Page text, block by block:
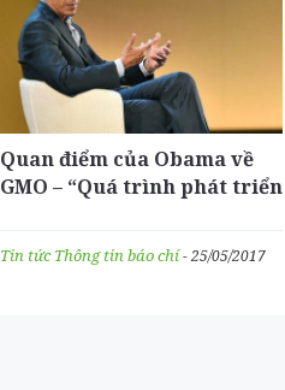
Quan điểm của Obama về
GMO – “Quá trình phát triển
Tin tứcThông tin báo chí- 25/05/2017